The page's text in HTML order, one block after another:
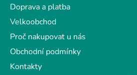
Doprava a platba
Velkoobchod
Proč nakupovat u nás
Obchodní podmínky
Kontakty